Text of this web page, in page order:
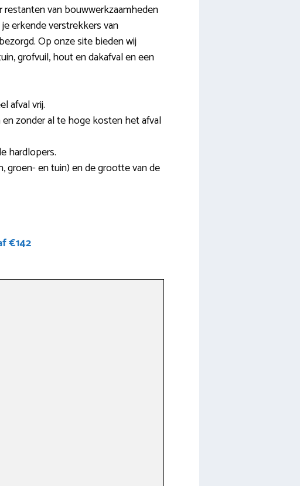
van bouwwerkzaamheden
erkende verstrekkers van
Op onze site bieden wij
grofvuil, hout en dakafval en een
afval vrij.
zonder al te hoge kosten het afval
hardlopers.
groen- en tuin) en de grootte van de
€142